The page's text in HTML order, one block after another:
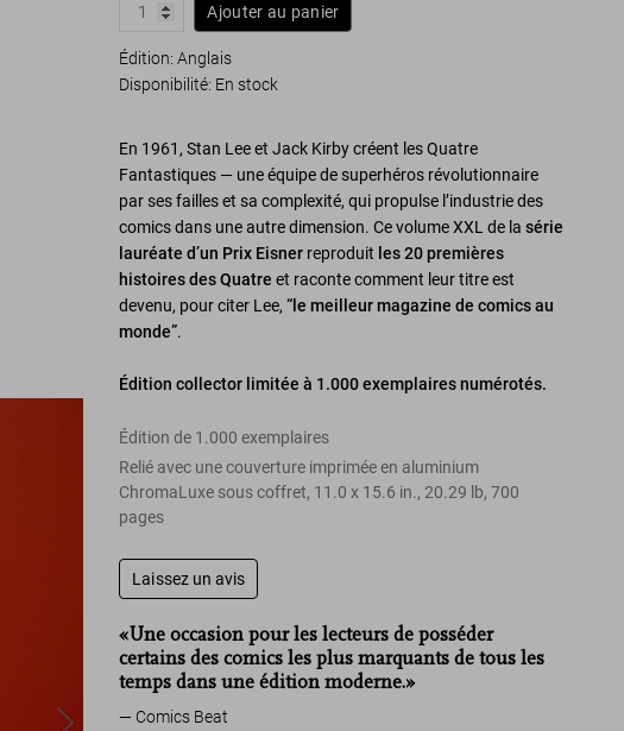
Ajouter au panier
Édition: Anglais
Disponibilité: En stock
En 1961, Stan Lee et Jack Kirby créent les Quatre
Fantastiques — une équipe de superhéros révolutionnaire
par ses failles et sa complexité, qui propulse l’industrie des
comics dans une autre dimension. Ce volume XXL de lasérie
lauréate d’un Prix Eisner reproduit les 20 premières
histoires des Quatre et raconte comment leur titre est
devenu, pour citer Lee,“le meilleur magazine de comics au
monde”.
Édition collector limitée à 1.000 exemplaires numérotés.
Édition de 1.000 exemplaires
Relié avec une couverture imprimée en aluminium
ChromaLuxe sous coffret, 11.0 x 15.6 in.,20.29 lb,700
pages
Laissez un avis
«Une occasion pour les lecteurs de posséder
certains des comics les plus marquants de tous les
temps dans une édition moderne.»
Comics Beat